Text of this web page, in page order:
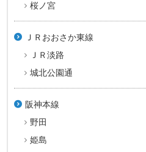
桜ノ宮
ＪＲおおさか東線
ＪＲ淡路
城北公園通
阪神本線
野田
姫島